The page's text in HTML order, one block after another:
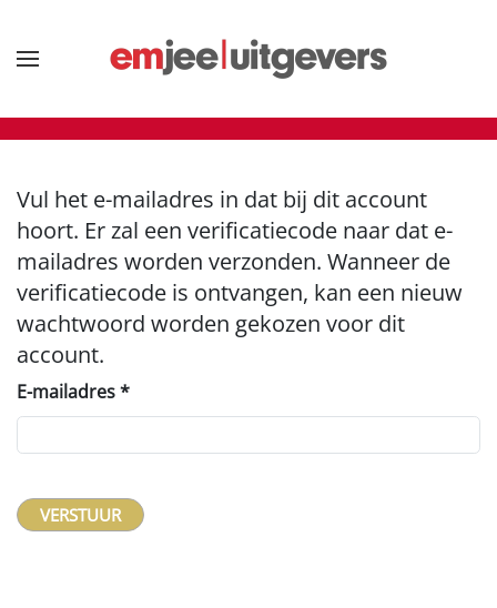
Terug naar hoofdinhoud
Vul het e-mailadres in dat bij dit account
hoort. Er zal een verificatiecode naar dat e-
mailadres worden verzonden. Wanneer de
verificatiecode is ontvangen, kan een nieuw
wachtwoord worden gekozen voor dit
account.
E-mailadres*
VERSTUUR